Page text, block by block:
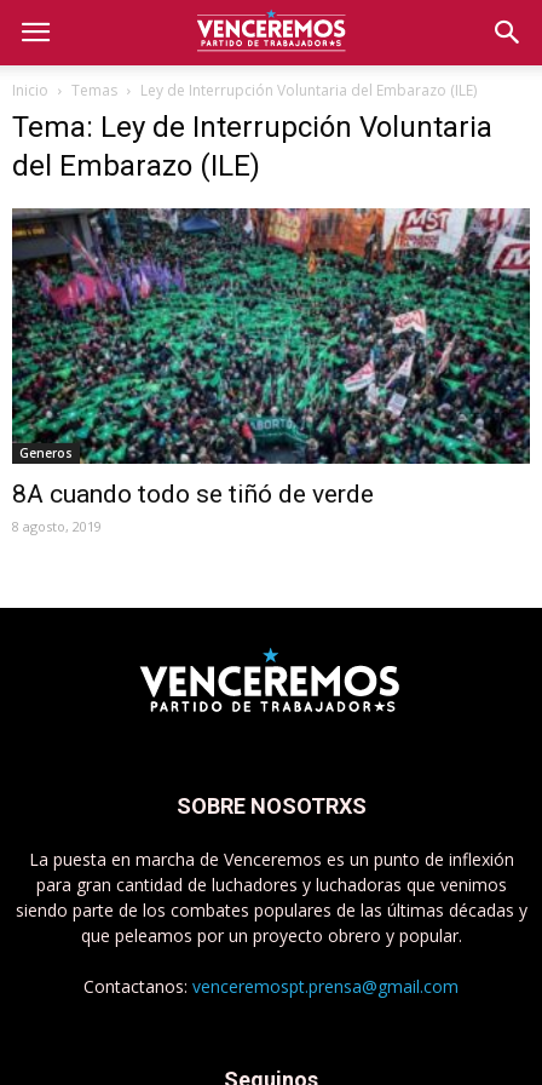
Inicio Temas Ley de Interrupción Voluntaria del Embarazo (ILE)
Tema: Ley de Interrupción Voluntaria
del Embarazo (ILE)
Generos
8A cuando todo se tiñó de verde
8 agosto, 2019
SOBRE NOSOTRXS
La puesta en marcha de Venceremos es un punto de inflexión
para gran cantidad de luchadores y luchadoras que venimos
siendo parte de los combates populares de las últimas décadas y
que peleamos por un proyecto obrero y popular.
Contactanos: venceremospt.prensa@gmail.com